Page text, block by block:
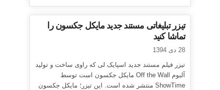
تیزر تبلیغاتی مستند جدید مایکل جکسون را
تماشا کنید
28 دی 1394
تیزر فیلم مستند جدید اسپایک لی که راوی ساخت و تولید
آلبوم Off the Wall مایکل جکسون است توسط
ShowTime منتشر شده است. این تیزر؛ مایکل جکسون